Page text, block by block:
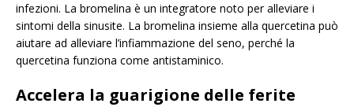
infezioni. La bromelina è un integratore noto per alleviare i
sintomi della sinusite. La bromelina insieme alla quercetina può
aiutare ad alleviare l’infiammazione del seno, perché la
quercetina funziona come antistaminico.
Accelera la guarigione delle ferite